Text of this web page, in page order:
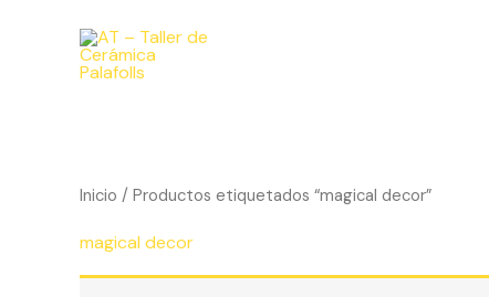
contenido
Inicio / Productos etiquetados “magical decor”
magical decor